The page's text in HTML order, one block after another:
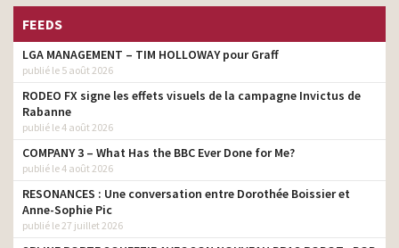
FEEDS
LGA MANAGEMENT – TIM HOLLOWAY pour Graff
publié le 5 août 2026
RODEO FX signe les effets visuels de la campagne Invictus de
Rabanne
publié le 4 août 2026
COMPANY 3 – What Has the BBC Ever Done for Me?
publié le 4 août 2026
RESONANCES : Une conversation entre Dorothée Boissier et
Anne-Sophie Pic
publié le 27 juillet 2026